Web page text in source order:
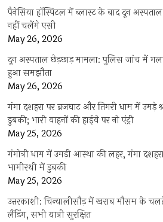
पैनेसिया हॉस्पिटल में ब्लास्ट के बाद दून
नहीं चलेंगे एसी
May 26, 2026
दून अस्पताल छेड़छाड़ मामला: पुलिस जांच में
हुआ समझौता
May 26, 2026
गंगा दशहरा पर ब्रजघाट और तिगरी धाम में उमड़े
डुबकी; भारी वाहनों की हाईवे पर नो एंट्री
May 25, 2026
गंगोत्री धाम में उमड़ी आस्था की लहर, गंगा
भागीरथी में डुबकी
May 25, 2026
उत्तरकाशी: चिन्यालीसौड़ में खराब मौसम के
लैंडिंग, सभी यात्री सुरक्षित